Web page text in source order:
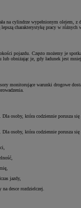
na cylindrze wypełnionym
charakterystykę pracy w różnych
pojazdu. Często możemy je
lub obniżając je, gdy ładunek jest
monitorujące warunki drogowe
osoby, która codziennie porusza
osoby, która codziennie porusza
jazdy,
desce rozdzielczej.